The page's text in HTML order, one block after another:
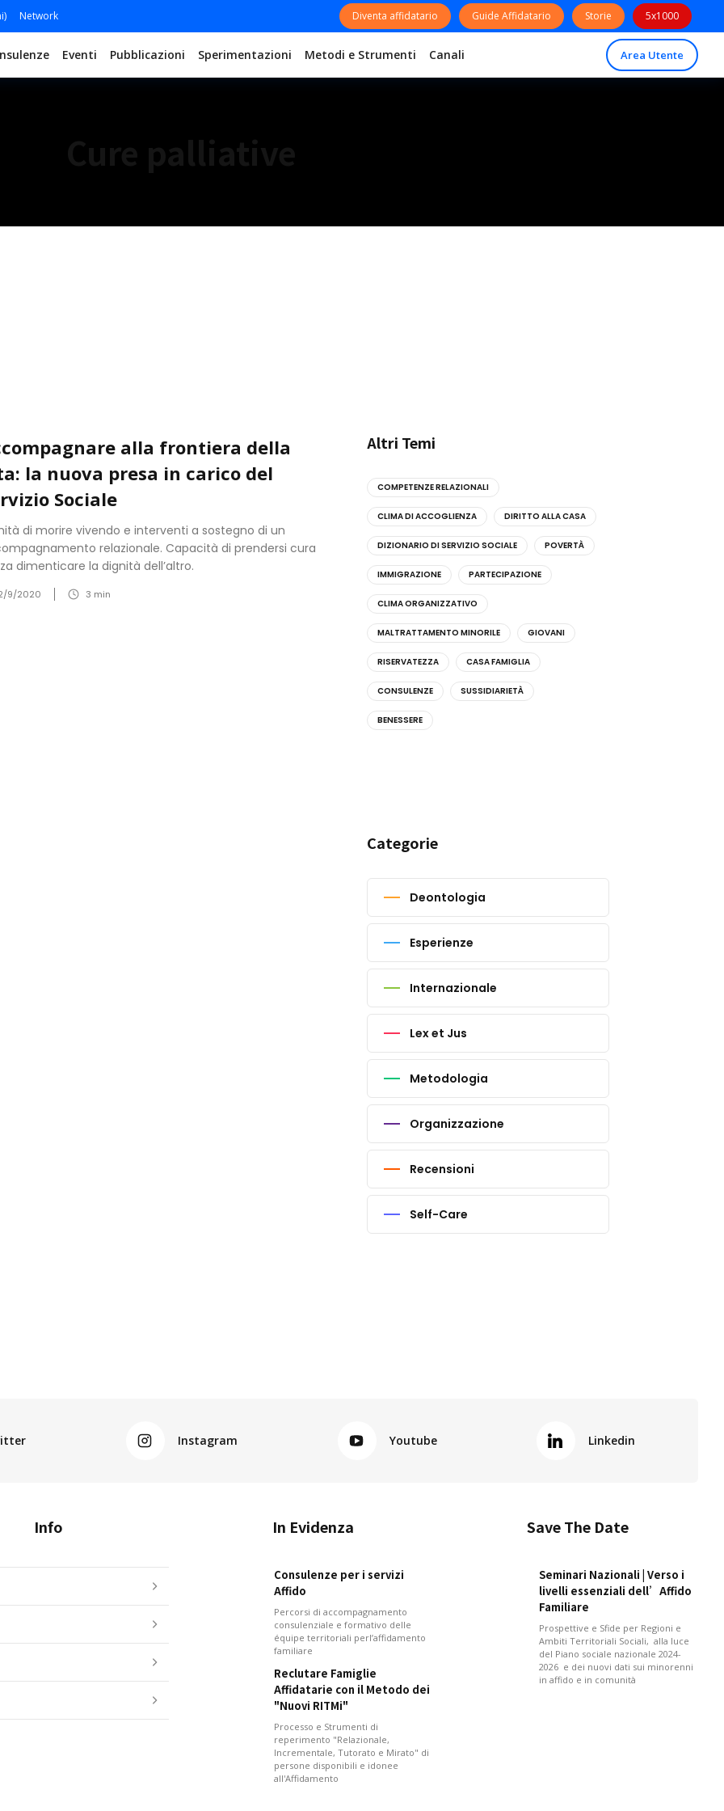
Network Diventa affidatario Guide Affidatario Storie 5x1000
Eventi Pubblicazioni Sperimentazioni Metodi e Strumenti Canali Area Utente
alla frontiera della
la nuova presa in carico del
Sociale
di morire vivendo e interventi a sostegno di un
relazionale. Capacità di prendersi cura
dimenticare la dignità dell’altro.
9/2020 3 min
Altri Temi
COMPETENZE RELAZIONALI
CLIMA DI ACCOGLIENZA DIRITTO ALLA CASA
DIZIONARIO DI SERVIZIO SOCIALE POVERTÀ
IMMIGRAZIONE PARTECIPAZIONE
CLIMA ORGANIZZATIVO
MALTRATTAMENTO MINORILE GIOVANI
RISERVATEZZA CASA FAMIGLIA
CONSULENZE SUSSIDIARIETÀ
BENESSERE
Categorie
Deontologia
Esperienze
Internazionale
Lex et Jus
Metodologia
Organizzazione
Recensioni
Self-Care
Instagram Youtube Linkedin
Info In Evidenza
Consulenze per i servizi
Affido
Percorsi di accompagnamento
consulenziale e formativo delle
équipe territoriali perl’affidamento
familiare
Reclutare Famiglie
Affidatarie con il Metodo dei
"Nuovi RITMi"
Processo e Strumenti di
reperimento "Relazionale,
Incrementale, Tutorato e Mirato" di
persone disponibili e idonee
all'Affidamento
Save The Date
Seminari Nazionali | Verso i
livelli essenziali dell’Affido
Familiare
Prospettive e Sfide per Regioni e
Ambiti Territoriali Sociali, alla luce
del Piano sociale nazionale 2024-
2026 e dei nuovi dati sui minorenni
in affido e in comunità